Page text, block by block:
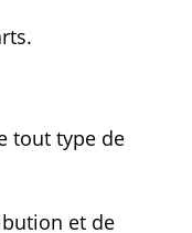
tout type de
et de